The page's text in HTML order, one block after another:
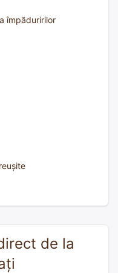
împăduririlor
de la